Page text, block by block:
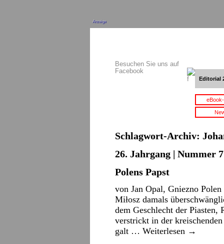
Anzeige
Besuchen Sie uns auf
Facebook
Editorial
Schlagwort-Archiv:
26. Jahrgang | Nummer
Polens Papst
von Jan Opal, Gniezno Polen
Miłosz damals
dem Geschlecht der
verstrickt in der
galt … Weiterlesen →